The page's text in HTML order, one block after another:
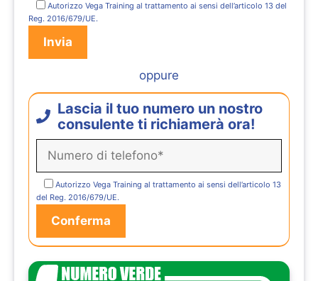
Autorizzo Vega Training al trattamento ai sensi dell’articolo 13 del
Reg. 2016/679/UE.
oppure
Lascia il tuo numero un nostro
consulente ti richiamerà ora!
Autorizzo Vega Training al trattamento ai sensi dell’articolo 13
del Reg. 2016/679/UE.